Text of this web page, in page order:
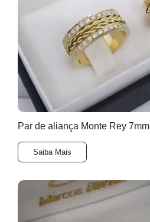
Par de aliança Monte Rey 7mm
Saiba Mais